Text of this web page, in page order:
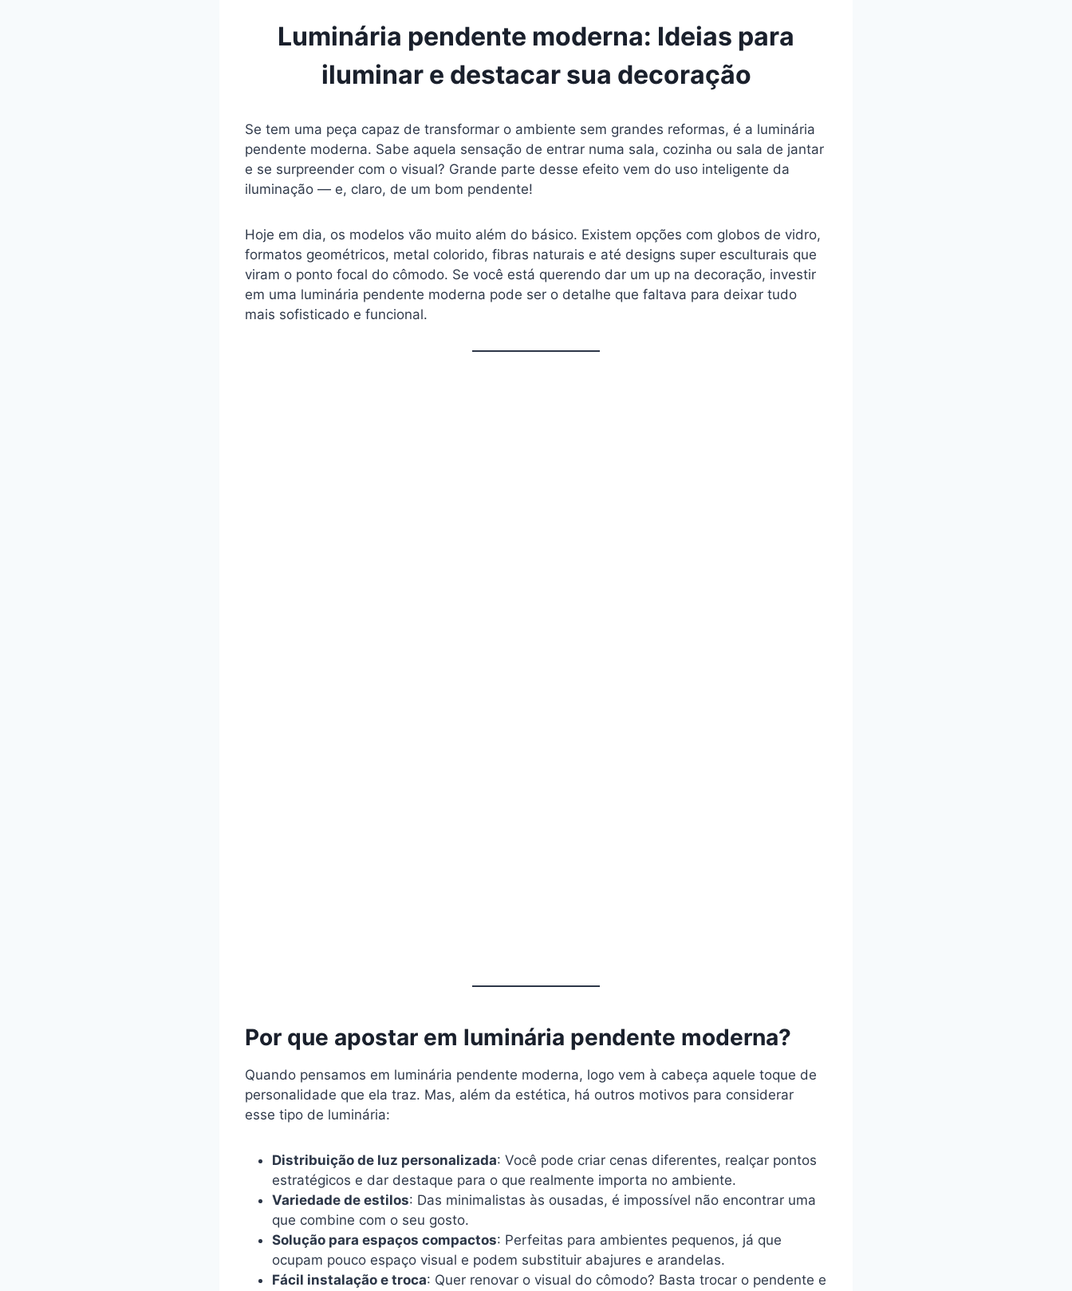
Luminária pendente moderna: Ideias para
iluminar e destacar sua decoração
Se tem uma peça capaz de transformar o ambiente sem grandes reformas, é a luminária
pendente moderna. Sabe aquela sensação de entrar numa sala, cozinha ou sala de jantar
e se surpreender com o visual? Grande parte desse efeito vem do uso inteligente da
iluminação — e, claro, de um bom pendente!
Hoje em dia, os modelos vão muito além do básico. Existem opções com globos de vidro,
formatos geométricos, metal colorido, fibras naturais e até designs super esculturais que
viram o ponto focal do cômodo. Se você está querendo dar um up na decoração, investir
em uma luminária pendente moderna pode ser o detalhe que faltava para deixar tudo
mais sofisticado e funcional.
Por que apostar em luminária pendente moderna?
Quando pensamos em luminária pendente moderna, logo vem à cabeça aquele toque de
personalidade que ela traz. Mas, além da estética, há outros motivos para considerar
esse tipo de luminária:
Distribuição de luz personalizada: Você pode criar cenas diferentes, realçar pontos
estratégicos e dar destaque para o que realmente importa no ambiente.
Variedade de estilos: Das minimalistas às ousadas, é impossível não encontrar uma
que combine com o seu gosto.
Solução para espaços compactos: Perfeitas para ambientes pequenos, já que
ocupam pouco espaço visual e podem substituir abajures e arandelas.
Fácil instalação e troca: Quer renovar o visual do cômodo? Basta trocar o pendente e